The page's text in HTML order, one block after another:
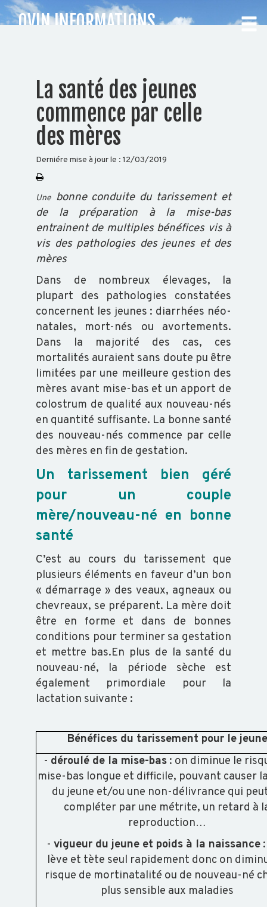
CHOISISSEZ
DÉPARTEMENT
BOVIN
CAPRIN
PORCIN
EQUIN
VOLAILLE
POISSON
ABEILLE
TRANSFORMATION
ACTUALITÉS
RAPPORT
D'ACTIVITÉ
ORGANISATION
GARANTIE
OVIN INFORMATIONS
La santé des jeunes
commence par celle
des mères
Derniére mise à jour le : 12/03/2019
Une bonne conduite du tarissement et
de la préparation à la mise-bas
entrainent de multiples bénéfices vis à
vis des pathologies des jeunes et des
mères
Dans de nombreux élevages, la
plupart des pathologies constatées
concernent les jeunes : diarrhées néo-
natales, mort-nés ou avortements.
Dans la majorité des cas, ces
mortalités auraient sans doute pu être
limitées par une meilleure gestion des
mères avant mise-bas et un apport de
colostrum de qualité aux nouveau-nés
en quantité suffisante. La bonne santé
des nouveau-nés commence par celle
des mères en fin de gestation.
Un tarissement bien géré
pour un couple
mère/nouveau-né en bonne
santé
C’est au cours du tarissement que
plusieurs éléments en faveur d’un bon
« démarrage » des veaux, agneaux ou
chevreaux, se préparent. La mère doit
être en forme et dans de bonnes
conditions pour terminer sa gestation
et mettre bas.En plus de la santé du
nouveau-né, la période sèche est
également primordiale pour la
lactation suivante :
Bénéfices du tarissement pour le jeune
- déroulé de la mise-bas: on diminue le
mise-bas longue et difficile, pouvant causer
du jeune et/ou une non-délivrance qui
compléter par une métrite, un retard à
reproduction…
- vigueur du jeune et poids à la naissance:
lève et tète seul rapidement donc on
risque de mortinatalité ou de nouveau-né
plus sensible aux maladies